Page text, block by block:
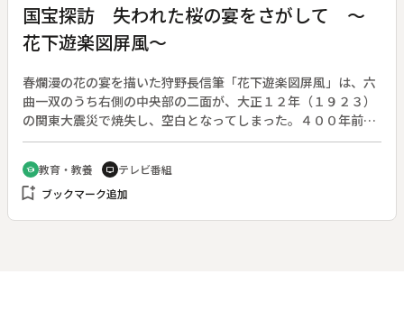
国宝探訪 失われた桜の宴をさがして ～
花下遊楽図屏風～
春爛漫の花の宴を描いた狩野長信筆「花下遊楽図屏風」は、六
曲一双のうち右側の中央部の二面が、大正１２年（１９２３）
の関東大震災で焼失し、空白となってしまった。４００年前、
豊臣から徳川に時代が移った頃の阿国歌舞伎の風俗などを映
す、貴重な作品であるが、震災前に撮影したモノクロ写真を元
に、専門家の多角的な考証と最新のデジタル技術によって、桜
の花の下、豪華な衣装に身を包んだ女性たちの色彩を鮮やかに
school 教育・教養 tv テレビ番組
bookmark_add ブックマーク追加